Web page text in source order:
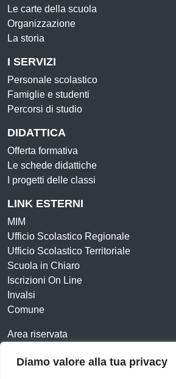
Diamo valore alla tua privacy
Le carte della scuola
Organizzazione
La storia
I SERVIZI
Personale scolastico
Famiglie e studenti
Percorsi di studio
DIDATTICA
Offerta formativa
Le schede didattiche
I progetti delle classi
LINK ESTERNI
MIM
Ufficio Scolastico Regionale
Ufficio Scolastico Territoriale
Scuola in Chiaro
Iscrizioni On Line
Invalsi
Comune
Area riservata